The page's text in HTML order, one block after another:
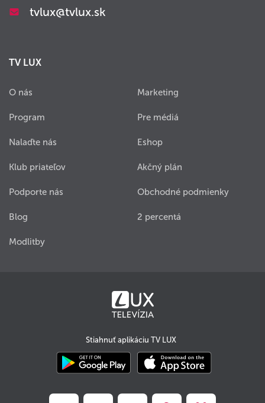
tvlux@tvlux.sk
TV LUX
O nás
Program
Nalaďte nás
Klub priateľov
Podporte nás
Blog
Modlitby
Marketing
Pre médiá
Eshop
Akčný plán
Obchodné podmienky
2 percentá
Stiahnuť aplikáciu TV LUX